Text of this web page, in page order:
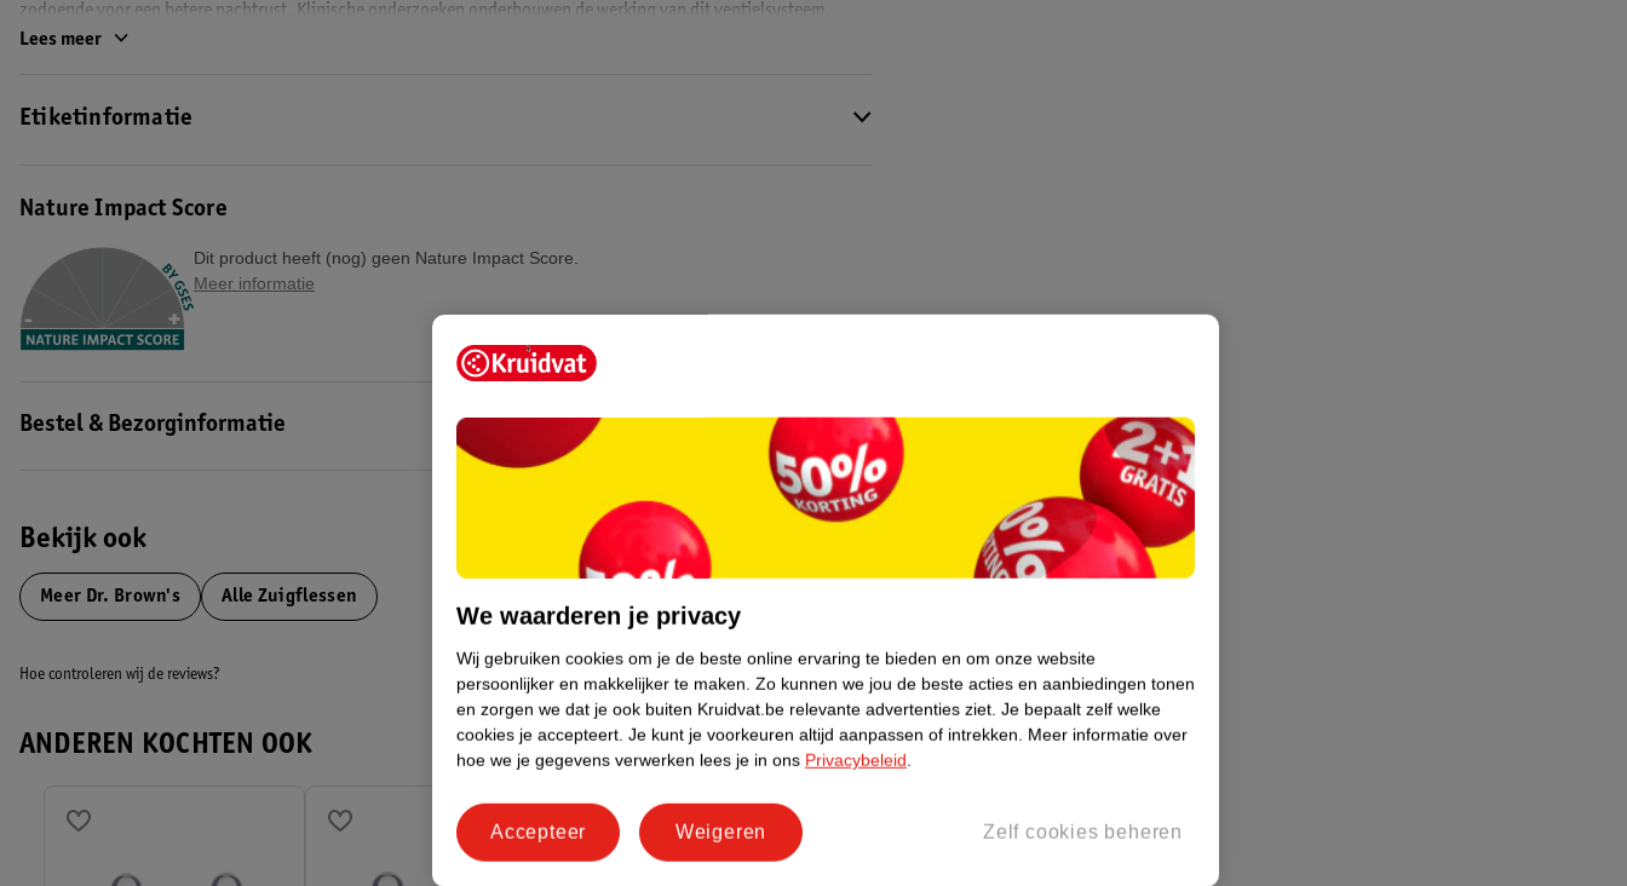
zodoende voor een betere nachtrust. Klinische onderzoeken onderbouwen de werking van dit ventielsysteem.
EAN code:0072239306208
Lees meer
Etiketinformatie
Nature Impact Score
Dit product heeft (nog) geen Nature Impact Score.
Meer informatie
Bestel & Bezorginformatie
Bekijk ook
Meer Dr. Brown's Alle Zuigflessen
Hoe controleren wij de reviews?
ANDEREN KOCHTEN OOK
We waarderen je privacy
Wij gebruiken cookies om je de beste online ervaring te bieden en om onze website
persoonlijker en makkelijker te maken. Zo kunnen we jou de beste acties en aanbiedingen tonen
en zorgen we dat je ook buiten Kruidvat.be relevante advertenties ziet. Je bepaalt zelf welke
cookies je accepteert. Je kunt je voorkeuren altijd aanpassen of intrekken. Meer informatie over
hoe we je gegevens verwerken lees je in ons Privacybeleid.
Zelf cookies beheren
Weigeren
Accepteer